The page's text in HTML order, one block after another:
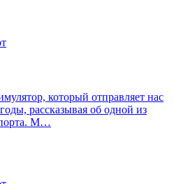
который отправляет нас
рассказывая об одной из
М…